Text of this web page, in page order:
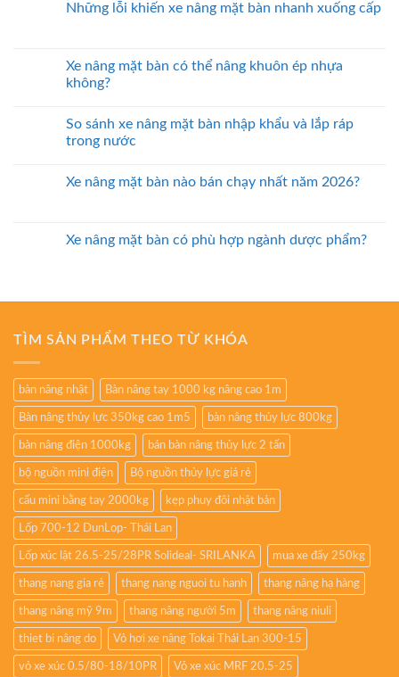
Những lỗi khiến xe nâng mặt bàn nhanh xuống cấp
Xe nâng mặt bàn có thể nâng khuôn ép nhựa
không?
So sánh xe nâng mặt bàn nhập khẩu và lắp ráp
trong nước
Xe nâng mặt bàn nào bán chạy nhất năm 2026?
Xe nâng mặt bàn có phù hợp ngành dược phẩm?
TÌM SẢN PHẨM THEO TỪ KHÓA
bàn nâng nhật Bàn nâng tay 1000 kg nâng cao 1m
Bàn nâng thủy lực 350kg cao 1m5 bàn nâng thủy lực 800kg
bàn nâng điện 1000kg bán bàn nâng thủy lực 2 tấn
bộ nguồn mini điện Bộ nguồn thủy lực giá rẻ
cẩu mini bằng tay 2000kg kẹp phuy đôi nhật bản
Lốp 700-12 DunLop- Thái Lan
Lốp xúc lật 26.5-25/28PR Solideal- SRILANKA mua xe đẩy 250kg
thang nang gia rẻ thang nang nguoi tu hanh thang nâng hạ hàng
thang nâng mỹ 9m thang nâng người 5m thang nâng niuli
thiet bi nâng do Vỏ hơi xe nâng Tokai Thái Lan 300-15
vỏ xe xúc 0.5/80-18/10PR Vỏ xe xúc MRF 20.5-25